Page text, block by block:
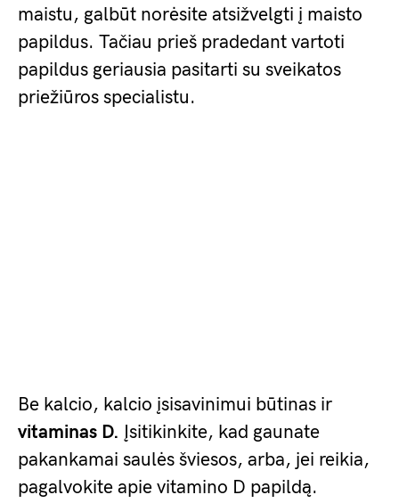
maistu, galbūt norėsite atsižvelgti į maisto
papildus. Tačiau prieš pradedant vartoti
papildus geriausia pasitarti su sveikatos
priežiūros specialistu.
Be kalcio, kalcio įsisavinimui būtinas ir
vitaminas D. Įsitikinkite, kad gaunate
pakankamai saulės šviesos, arba, jei reikia,
pagalvokite apie vitamino D papildą.